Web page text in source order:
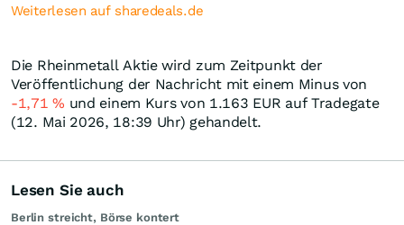
Weiterlesen auf sharedeals.de
Die Rheinmetall Aktie wird zum Zeitpunkt der
Veröffentlichung der Nachricht mit einem Minus von
-1,71% und einem Kurs von 1.163 EUR auf Tradegate
(12. Mai 2026, 18:39 Uhr) gehandelt.
Lesen Sie auch
Berlin streicht, Börse kontert